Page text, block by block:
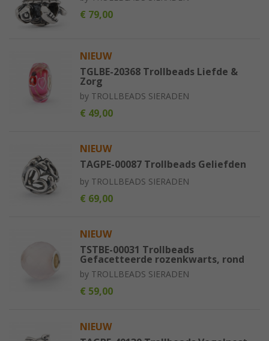
€ 79,00
NIEUW
TGLBE-20368 Trollbeads Liefde &
Zorg
by TROLLBEADS SIERADEN
€ 49,00
NIEUW
TAGPE-00087 Trollbeads Geliefden
by TROLLBEADS SIERADEN
€ 69,00
NIEUW
TSTBE-00031 Trollbeads
Gefacetteerde rozenkwarts, rond
by TROLLBEADS SIERADEN
€ 59,00
NIEUW